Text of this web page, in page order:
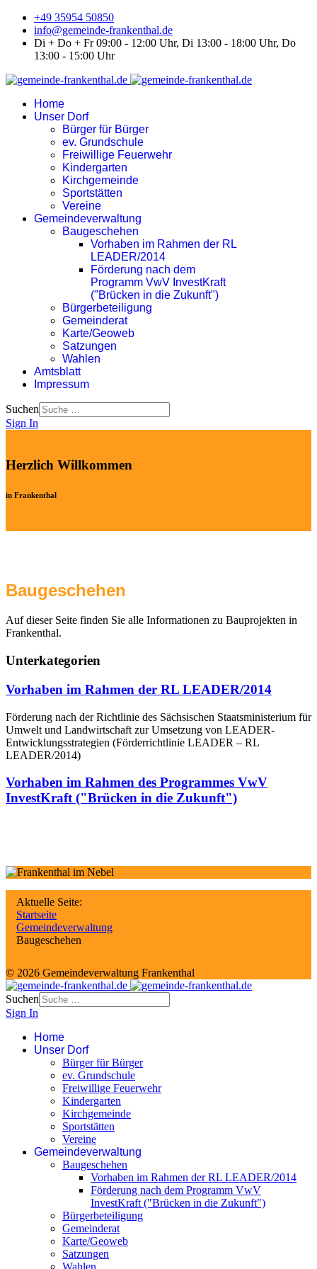
+49 35954 50850
info@gemeinde-frankenthal.de
Di + Do + Fr 09:00 - 12:00 Uhr, Di 13:00 - 18:00 Uhr, Do
13:00 - 15:00 Uhr
Home
Unser Dorf
Bürger für Bürger
ev. Grundschule
Freiwillige Feuerwehr
Kindergarten
Kirchgemeinde
Sportstätten
Vereine
Gemeindeverwaltung
Baugeschehen
Vorhaben im Rahmen der RL
LEADER/2014
Förderung nach dem
Programm VwV InvestKraft
("Brücken in die Zukunft")
Bürgerbeteiligung
Gemeinderat
Karte/Geoweb
Satzungen
Wahlen
Amtsblatt
Impressum
Suchen
Sign In
Herzlich Willkommen
in Frankenthal
Baugeschehen
Auf dieser Seite finden Sie alle Informationen zu Bauprojekten in
Frankenthal.
Unterkategorien
Vorhaben im Rahmen der RL LEADER/2014
Förderung nach der Richtlinie des Sächsischen Staatsministerium für
Umwelt und Landwirtschaft zur Umsetzung von LEADER-
Entwicklungsstrategien (Förderrichtlinie LEADER – RL
LEADER/2014)
Vorhaben im Rahmen des Programmes VwV
InvestKraft ("Brücken in die Zukunft")
Aktuelle Seite:
Startseite
Gemeindeverwaltung
Baugeschehen
© 2026 Gemeindeverwaltung Frankenthal
Suchen
Sign In
Home
Unser Dorf
Bürger für Bürger
ev. Grundschule
Freiwillige Feuerwehr
Kindergarten
Kirchgemeinde
Sportstätten
Vereine
Gemeindeverwaltung
Baugeschehen
Vorhaben im Rahmen der RL LEADER/2014
Förderung nach dem Programm VwV
InvestKraft ("Brücken in die Zukunft")
Bürgerbeteiligung
Gemeinderat
Karte/Geoweb
Satzungen
Wahlen